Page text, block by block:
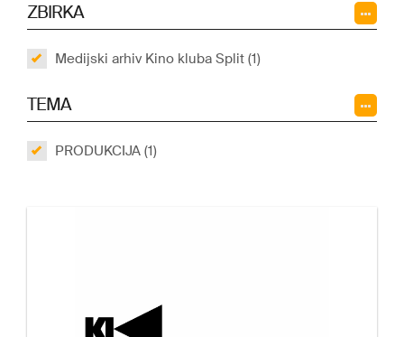
ZBIRKA
Medijski arhiv Kino kluba Split (1)
TEMA
PRODUKCIJA (1)